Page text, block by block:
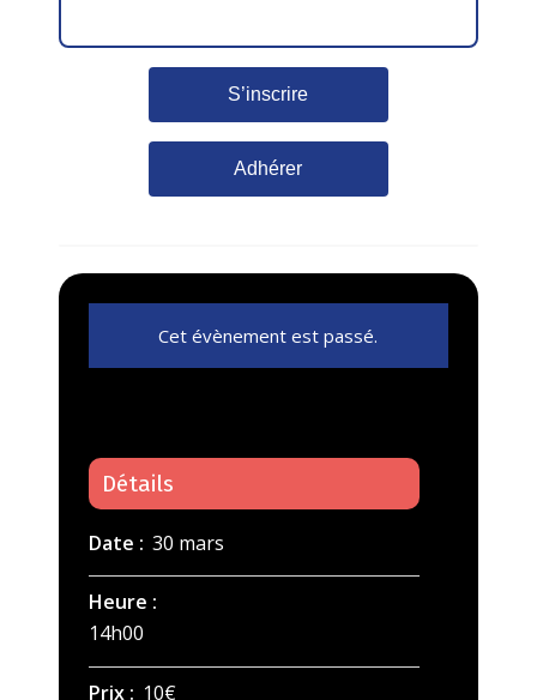
S’inscrire
Adhérer
Cet évènement est passé.
Détails
Date : 30 mars
Heure :
14h00
Prix : 10€